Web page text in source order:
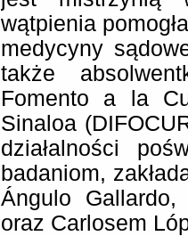
wątpienia
medycyny
także
Fomento a la
Sinaloa
działalności
badaniom,
Ángulo
oraz Carlosem